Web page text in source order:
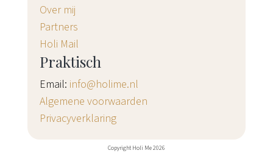
Over mij
Partners
Holi Mail
Praktisch
Email: info@holime.nl
Algemene voorwaarden
Privacyverklaring
Copyright Holi Me 2026